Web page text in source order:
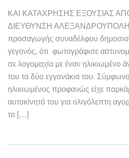
ΚΑΙ ΚΑΤΑΧΡΗΣΗΣ ΕΞΟΥΣΙΑΣ
ΔΙΕΥΘΥΝΣΗ
προσαγωγής συναδέλφου
γεγονός, ότι φωτογράφισε
σε λογομαχία με έναν ηλικιωμένο
του τα δύο εγγονάκια του.
ηλικιωμένος προφανώς είχε
αυτοκίνητό του για ολιγόλεπτη
το […]